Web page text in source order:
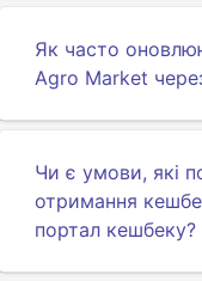
Як часто
Agro Market
Чи є умови, які
отримання
портал кешбеку?